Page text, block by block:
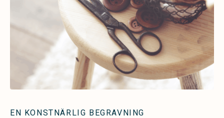
EN KONSTNÄRLIG BEGRAVNING